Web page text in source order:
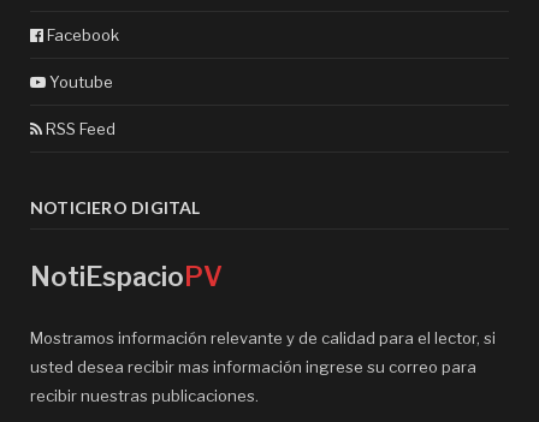
Facebook
Youtube
RSS Feed
NOTICIERO DIGITAL
NotiEspacio PV
Mostramos información relevante y de calidad para el lector, si
usted desea recibir mas información ingrese su correo para
recibir nuestras publicaciones.